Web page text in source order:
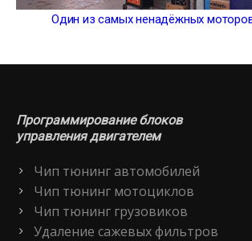
Один из самых ненадёжных
Программирование блоков
управления двигателем
Чип тюнинг автомобилей
Чип тюнинг мотоциклов
Чип тюнинг грузовиков
Удаление сажевых фильтров